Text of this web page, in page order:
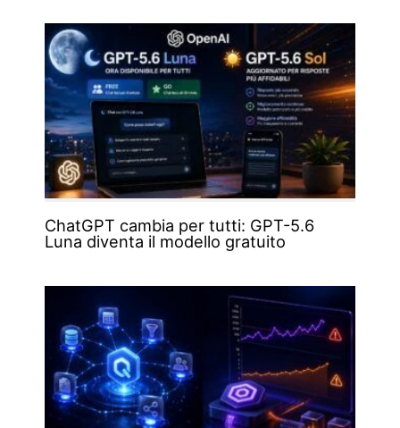
ChatGPT cambia per tutti: GPT-5.6
Luna diventa il modello gratuito